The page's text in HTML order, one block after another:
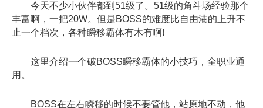
今天不少小伙伴都到51级了。51级的角斗场经验那个
丰富啊，一把20W。但是BOSS的难度比自由港的上升不
止一个档次，各种瞬移霸体有木有啊!
这里介绍一个破BOSS瞬移霸体的小技巧，全职业通
用。
BOSS在左右瞬移的时候不要管他，站原地不动，他